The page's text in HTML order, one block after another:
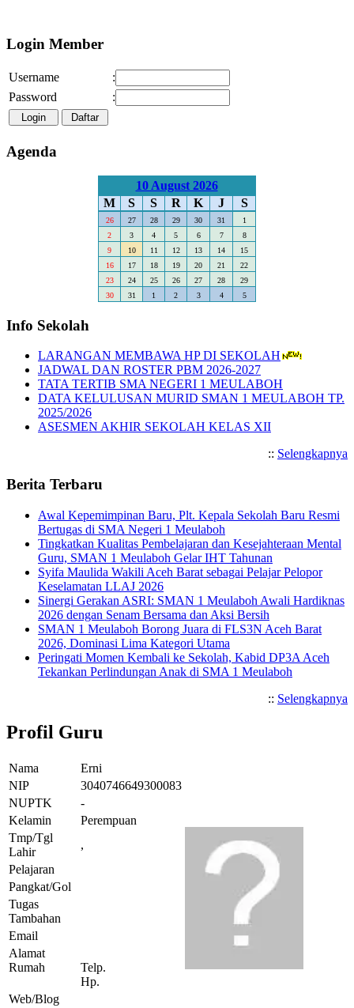
Login Member
Username
:
Password
:
Agenda
10 August 2026
M
S S R K J S
26 27 28 29 30 31
1
2
3 4 5 6 7
8
9
10 11 12 13 14
15
16
17 18 19 20 21
22
23
24 25 26 27 28
29
30
31 1 2 3 4 5
Info Sekolah
LARANGAN MEMBAWA HP DI SEKOLAH
JADWAL DAN ROSTER PBM 2026-2027
TATA TERTIB SMA NEGERI 1 MEULABOH
DATA KELULUSAN MURID SMAN 1 MEULABOH TP.
2025/2026
ASESMEN AKHIR SEKOLAH KELAS XII
:: Selengkapnya
Berita Terbaru
Awal Kepemimpinan Baru, Plt. Kepala Sekolah Baru Resmi
Bertugas di SMA Negeri 1 Meulaboh
Tingkatkan Kualitas Pembelajaran dan Kesejahteraan Mental
Guru, SMAN 1 Meulaboh Gelar IHT Tahunan
Syifa Maulida Wakili Aceh Barat sebagai Pelajar Pelopor
Keselamatan LLAJ 2026
Sinergi Gerakan ASRI: SMAN 1 Meulaboh Awali Hardiknas
2026 dengan Senam Bersama dan Aksi Bersih
SMAN 1 Meulaboh Borong Juara di FLS3N Aceh Barat
2026, Dominasi Lima Kategori Utama
Peringati Momen Kembali ke Sekolah, Kabid DP3A Aceh
Tekankan Perlindungan Anak di SMA 1 Meulaboh
:: Selengkapnya
Profil Guru
Nama
Erni
NIP
3040746649300083
NUPTK
-
Kelamin
Perempuan
Tmp/Tgl
Lahir
,
Pelajaran
Pangkat/Gol
Tugas
Tambahan
Email
Alamat
Rumah
Telp.
Hp.
Web/Blog